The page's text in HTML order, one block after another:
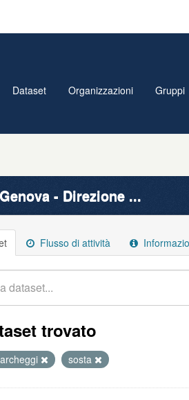
Dataset Organizzazioni Gruppi
- Direzione ...
Flusso di attività
trovato
sosta